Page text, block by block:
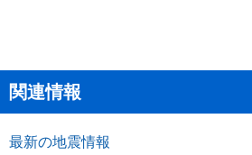
関連情報
最新の地震情報